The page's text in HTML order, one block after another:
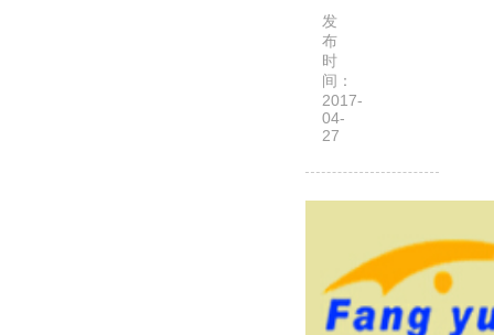
注
册
地
址：
…
龙
企
业
拍
卖
司
是
发
布
时
间：
2017-
04-
27